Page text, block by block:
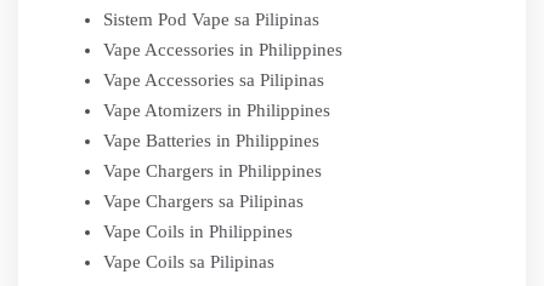
Sistem Pod Vape sa Pilipinas
Vape Accessories in Philippines
Vape Accessories sa Pilipinas
Vape Atomizers in Philippines
Vape Batteries in Philippines
Vape Chargers in Philippines
Vape Chargers sa Pilipinas
Vape Coils in Philippines
Vape Coils sa Pilipinas